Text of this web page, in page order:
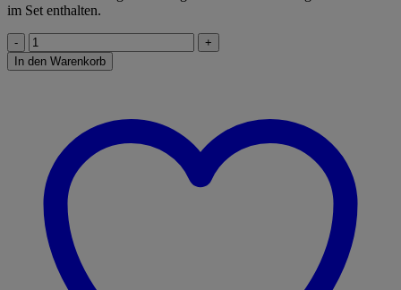
im Set enthalten.
miniLÜK-
Set
Neu
Mathematik
Lotta
Leben:
Addition,
Subtraktion
und
andere
Tiere
Menge
In den Warenkorb